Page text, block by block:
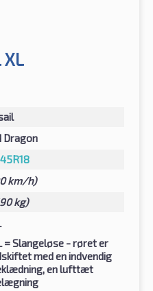
XL
Dragon
km/h)
kg)
= Slangeløse - røret er
med en indvendig
en lufttæt